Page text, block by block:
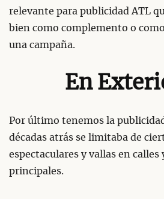
relevante para publicidad ATL
bien como complemento o
una campaña.
En
Por último tenemos la
décadas atrás se limitaba de
espectaculares y vallas en calles
principales.